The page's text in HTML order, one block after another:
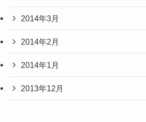
2014年3月
2014年2月
2014年1月
2013年12月